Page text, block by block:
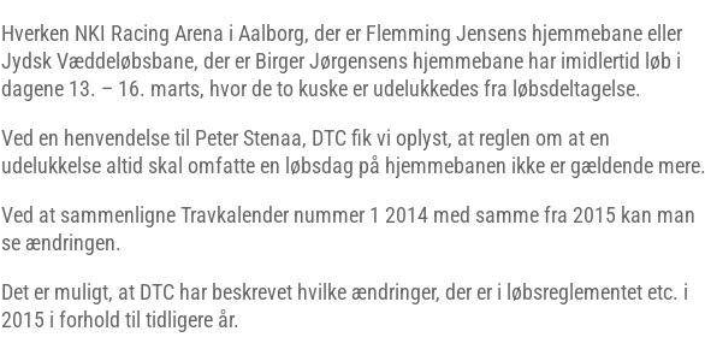
Hverken NKI Racing Arena i Aalborg, der er Flemming Jensens hjemmebane eller
Jydsk Væddeløbsbane, der er Birger Jørgensens hjemmebane har imidlertid løb i
dagene 13. – 16. marts, hvor de to kuske er udelukkedes fra løbsdeltagelse.
Ved en henvendelse til Peter Stenaa, DTC fik vi oplyst, at reglen om at en
udelukkelse altid skal omfatte en løbsdag på hjemmebanen ikke er gældende mere.
Ved at sammenligne Travkalender nummer 1 2014 med samme fra 2015 kan man
se ændringen.
Det er muligt, at DTC har beskrevet hvilke ændringer, der er i løbsreglementet etc. i
2015 i forhold til tidligere år.